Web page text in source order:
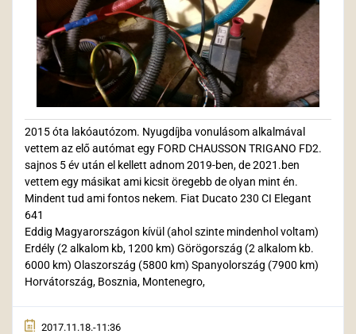
2015 óta lakóautózom. Nyugdíjba vonulásom alkalmával
vettem az elő autómat egy FORD CHAUSSON TRIGANO FD2.
sajnos 5 év után el kellett adnom 2019-ben, de 2021.ben
vettem egy másikat ami kicsit öregebb de olyan mint én.
Mindent tud ami fontos nekem. Fiat Ducato 230 CI Elegant
641
Eddig Magyarországon kívül (ahol szinte mindenhol voltam)
Erdély (2 alkalom kb, 1200 km) Görögország (2 alkalom kb.
6000 km) Olaszország (5800 km) Spanyolország (7900 km)
Horvátország, Bosznia, Montenegro,
2017.11.18.-11:36